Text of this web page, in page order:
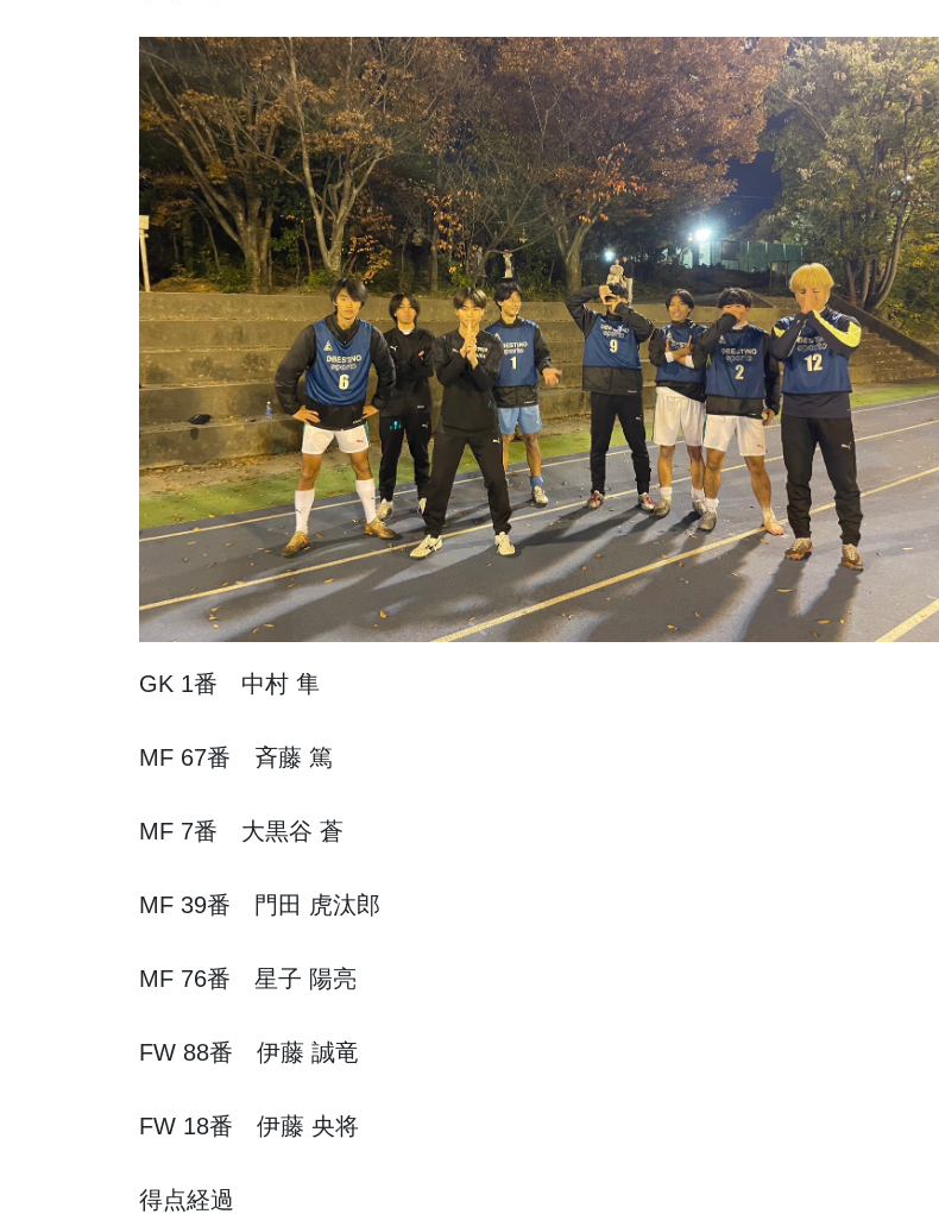
GK 1番 中村 隼
MF 67番 斉藤 篤
MF 7番 大黒谷 蒼
MF 39番 門田 虎汰郎
MF 76番 星子 陽亮
FW 88番 伊藤 誠竜
FW 18番 伊藤 央将
得点経過